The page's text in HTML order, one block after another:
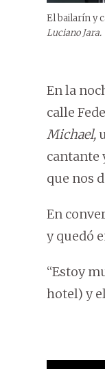
El bailarín y
Luciano Jara.
En la
calle
Michael,
cantante
que nos
En
y quedó
“Estoy
hotel) y